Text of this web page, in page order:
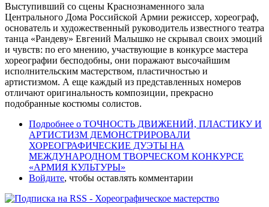
Выступивший со сцены Краснознаменного зала
Центрального Дома Российской Армии режиссер, хореограф,
основатель и художественный руководитель известного театра
танца «Рандеву» Евгений Малышко не скрывал своих эмоций
и чувств: по его мнению, участвующие в конкурсе мастера
хореографии бесподобны, они поражают высочайшим
исполнительским мастерством, пластичностью и
артистизмом. А еще каждый из представленных номеров
отличают оригинальность композиции, прекрасно
подобранные костюмы солистов.
Подробнее о ТОЧНОСТЬ ДВИЖЕНИЙ, ПЛАСТИКУ И
АРТИСТИЗМ ДЕМОНСТРИРОВАЛИ
ХОРЕОГРАФИЧЕСКИЕ ДУЭТЫ НА
МЕЖДУНАРОДНОМ ТВОРЧЕСКОМ КОНКУРСЕ
«АРМИЯ КУЛЬТУРЫ»
Войдите, чтобы оставлять комментарии